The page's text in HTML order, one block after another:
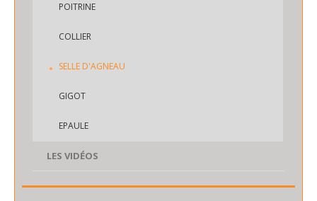
POITRINE
COLLIER
SELLE D'AGNEAU
GIGOT
EPAULE
LES VIDÉOS